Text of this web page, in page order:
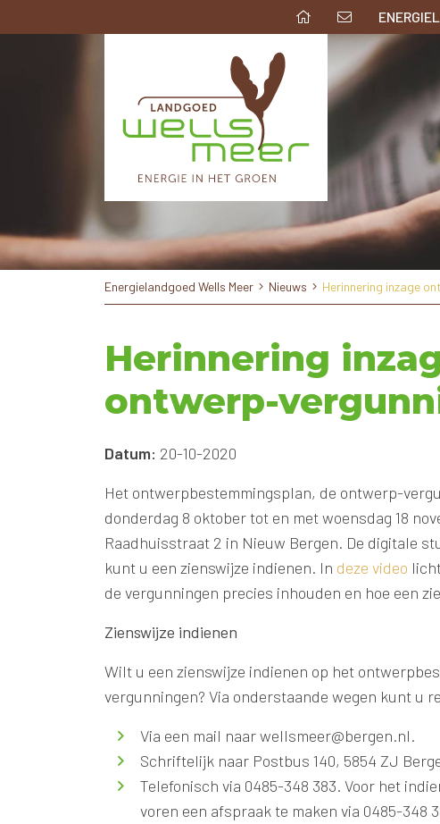
Energielandgoed Wells Meer Nieuws Herinnering inzage
Herinnering
ontwerp-
Datum: 20-10-2020
Het ontwerpbestemmingsplan, de ontwerp-
donderdag 8 oktober tot en met woensdag 18
Raadhuisstraat 2 in Nieuw Bergen. De digitale
kunt u een zienswijze indienen. In deze video
de vergunningen precies inhouden en hoe een
Zienswijze indienen
Wilt u een zienswijze indienen op het
vergunningen? Via onderstaande wegen kunt u
Via een mail naar wellsmeer@bergen.nl.
Schriftelijk naar Postbus 140, 5854 ZJ
Telefonisch via 0485-348 383. Voor het
voren een afspraak te maken via 0485-348